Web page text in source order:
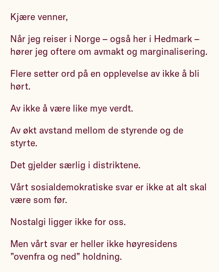
Kjære venner,
Når jeg reiser i Norge – også her i Hedmark –
hører jeg oftere om avmakt og marginalisering.
Flere setter ord på en opplevelse av ikke å bli
hørt.
Av ikke å være like mye verdt.
Av økt avstand mellom de styrende og de
styrte.
Det gjelder særlig i distriktene.
Vårt sosialdemokratiske svar er ikke at alt skal
være som før.
Nostalgi ligger ikke for oss.
Men vårt svar er heller ikke høyresidens
”ovenfra og ned” holdning.